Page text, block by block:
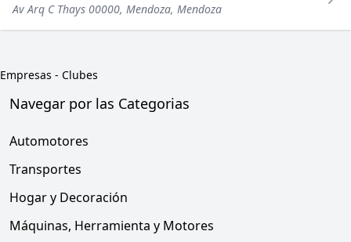
Av Arq C Thays 00000, Mendoza, Mendoza
Empresas - Clubes
Navegar por las Categorias
Automotores
Transportes
Hogar y Decoración
Máquinas, Herramienta y Motores